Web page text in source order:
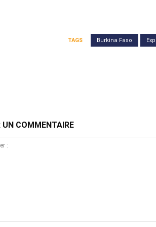
TAGS Burkina Faso
UN COMMENTAIRE